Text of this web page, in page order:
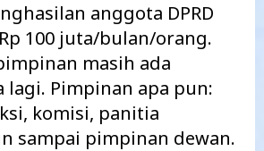
anggota DPRD
100 juta/bulan/orang.
masih ada
lagi. Pimpinan apa pun:
komisi, panitia
sampai pimpinan dewan.